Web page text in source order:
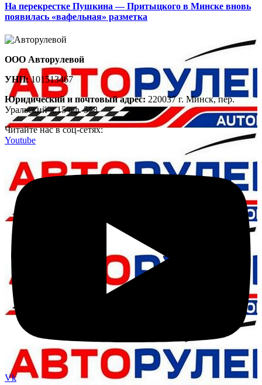
На перекрестке Пушкина — Притыцкого в Минске вновь
появилась «вафельная» разметка
ООО Авторулевой
УНП:101513467
Юридический и почтовый адрес: 220037 г. Минск, пер.
Уральский д.15 оф. 558
Читайте нас в соц-сетях:
Youtube
Vk